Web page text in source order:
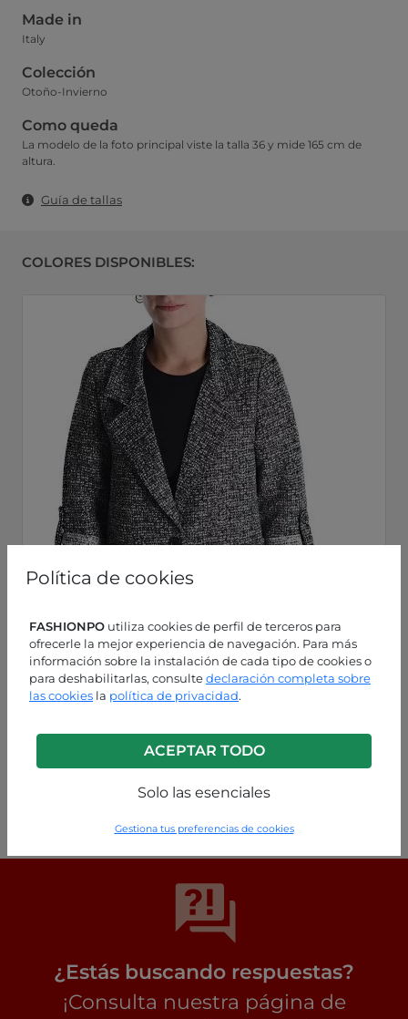
Política de cookies
FASHIONPO utiliza cookies de perfil de terceros para
ofrecerle la mejor experiencia de navegación. Para más
información sobre la instalación de cada tipo de cookies o
para deshabilitarlas, consultedeclaración completa sobre
las cookies la política de privacidad.
ACEPTAR TODO
Solo las esenciales
Gestiona tus preferencias de cookies
Made in
Italy
Colección
Otoño-Invierno
Como queda
La modelo de la foto principal viste la talla 36 y mide 165 cm de
altura.
Guía de tallas
COLORES DISPONIBLES:
¿Estás buscando respuestas?
¡Consulta nuestra página de